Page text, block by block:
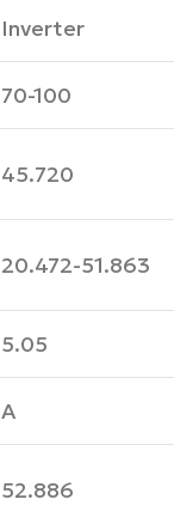
Inverter
70-100
45.720
20.472-51.863
5.05
A
52.886